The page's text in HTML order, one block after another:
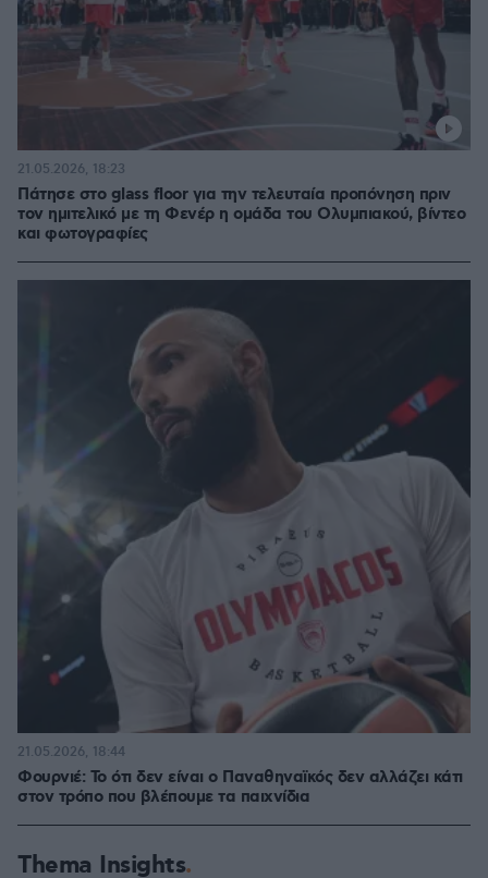
Πάτησε στο glass floor για την τελευταία προπόνηση πριν
τον ημιτελικό με τη Φενέρ η ομάδα του Ολυμπιακού, βίντεο
και φωτογραφίες
21.05.2026, 18:23
Φουρνιέ: Το ότι δεν είναι ο Παναθηναϊκός δεν αλλάζει κάτι
στον τρόπο που βλέπουμε τα παιχνίδια
21.05.2026, 18:44
Thema Insights